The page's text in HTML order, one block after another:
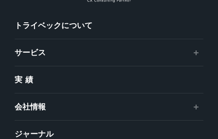
トライベックについて
サービス
実績
会社情報
ジャーナル